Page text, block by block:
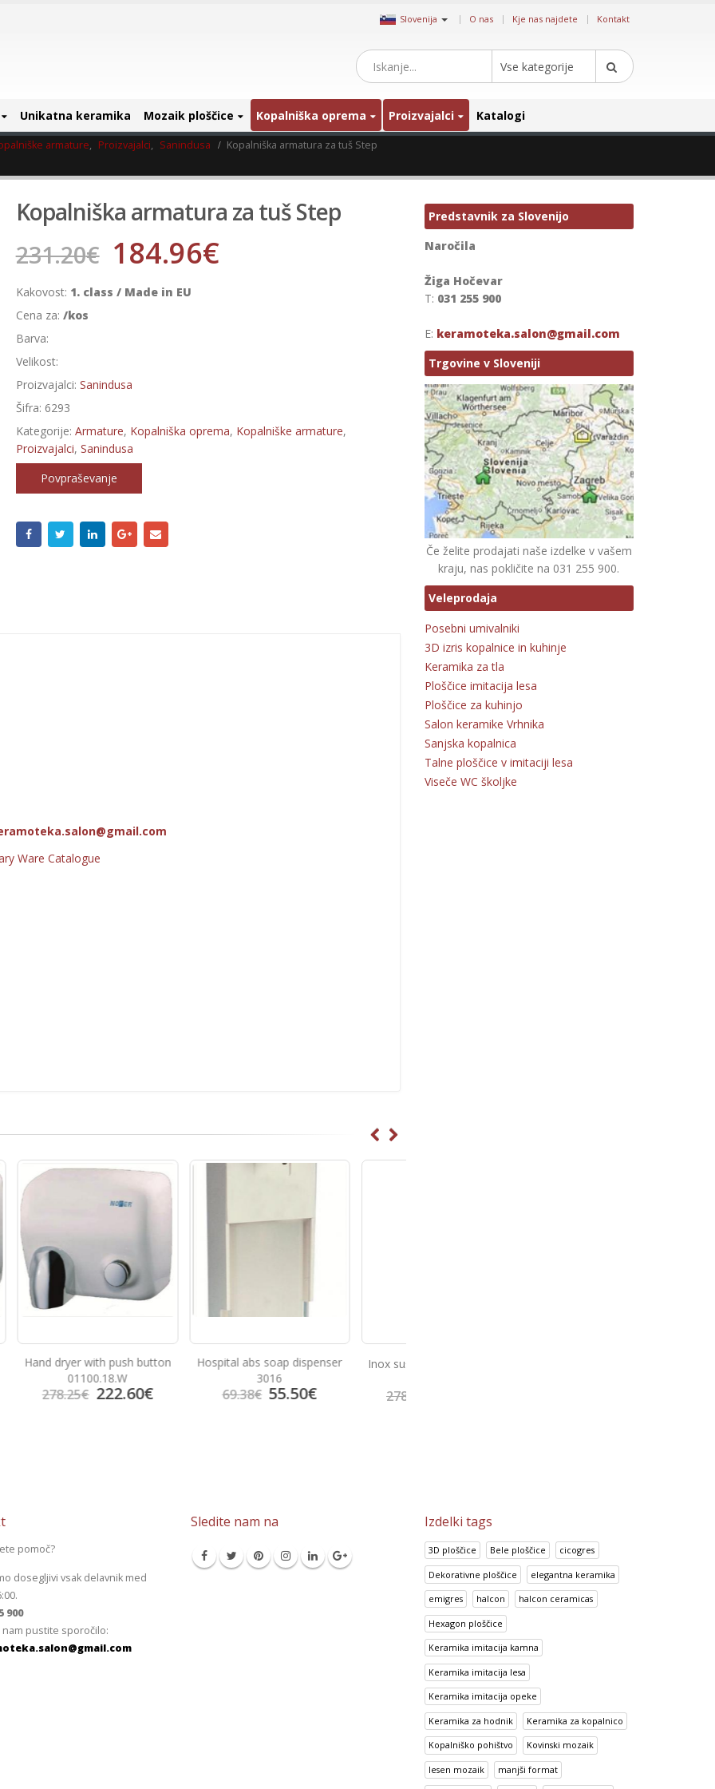
Slovenija | O nas Kje nas najdete Kontakt
Vse kategorije
Unikatna keramika Mozaik ploščice Kopalniška oprema Proizvajalci Katalogi
armature, Proizvajalci, Sanindusa Kopalniška armatura za tuš Step
Kopalniška armatura za tuš Step
231.20€ 184.96€
Kakovost: 1. class / Made in EU
Cena za: /kos
Barva:
Velikost:
Proizvajalci: Sanindusa
Šifra: 6293
Kategorije: Armature, Kopalniška oprema, Kopalniške armature,
Proizvajalci, Sanindusa
Povpraševanje
Ware Catalogue
button
Hospital abs soap dispenser
69.38€ 55.50
Inox sušilec za roke satiniran
278.25€
Predstavnik za Slovenijo
Naročila
Žiga Hočevar
T: 031 255 900
E: keramoteka.salon@gmail.com
Trgovine v Sloveniji
Če želite prodajati naše izdelke v vašem
kraju, nas pokličite na 031 255 900.
Veleprodaja
Posebni umivalniki
3D izris kopalnice in kuhinje
Keramika za tla
Ploščice imitacija lesa
Ploščice za kuhinjo
Salon keramike Vrhnika
Sanjska kopalnica
Talne ploščice v imitaciji lesa
Viseče WC školjke
pomoč?
dosegljivi vsak delavnik med
900
nam pustite sporočilo:
Sledite nam na Izdelki tags
3D ploščice Bele ploščice cicogres
Dekorativne ploščice elegantna keramika
emigres halcon halcon ceramicas
Hexagon ploščice
Keramika imitacija kamna
Keramika imitacija lesa
Keramika imitacija opeke
Keramika za hodnik Keramika za kopalnico
Kopalniško pohištvo Kovinski mozaik
lesen mozaik manjši format